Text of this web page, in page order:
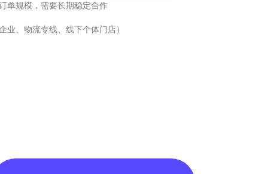
单规模，需要长期稳定合作
业、物流专线、线下个体门店）